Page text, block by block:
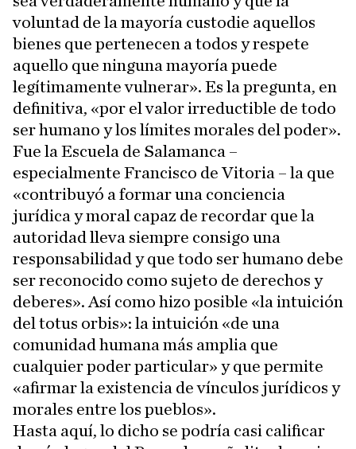
voluntad de la mayoría custodie aquellos
bienes que pertenecen a todos y respete
aquello que ninguna mayoría puede
legítimamente vulnerar». Es la pregunta, en
definitiva, «por el valor irreductible de todo
ser humano y los límites morales del poder».
Fue la Escuela de Salamanca –
especialmente Francisco de Vitoria – la que
«contribuyó a formar una conciencia
jurídica y moral capaz de recordar que la
autoridad lleva siempre consigo una
responsabilidad y que todo ser humano debe
ser reconocido como sujeto de derechos y
deberes». Así como hizo posible «la intuición
del totus orbis»: la intuición «de una
comunidad humana más amplia que
cualquier poder particular» y que permite
«afirmar la existencia de vínculos jurídicos y
morales entre los pueblos».
Hasta aquí, lo dicho se podría casi calificar